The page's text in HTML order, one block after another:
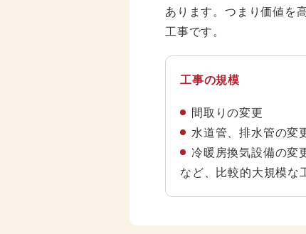
あります。つまり価値を
工事です。
工事の規模
間取りの変更
水道管、排水管の変
冷暖房換気設備の変
など、比較的大規模な